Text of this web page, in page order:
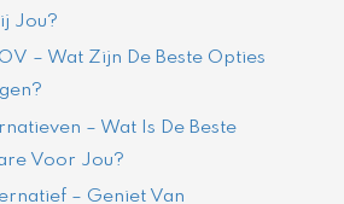
Jou?
– Wat Zijn De Beste Opties
– Wat Is De Beste
Voor Jou?
– Geniet Van